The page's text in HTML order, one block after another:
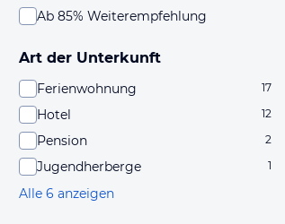
Ab 85% Weiterempfehlung
Art der Unterkunft
Ferienwohnung 17
Hotel 12
Pension 2
Jugendherberge 1
Alle 6 anzeigen